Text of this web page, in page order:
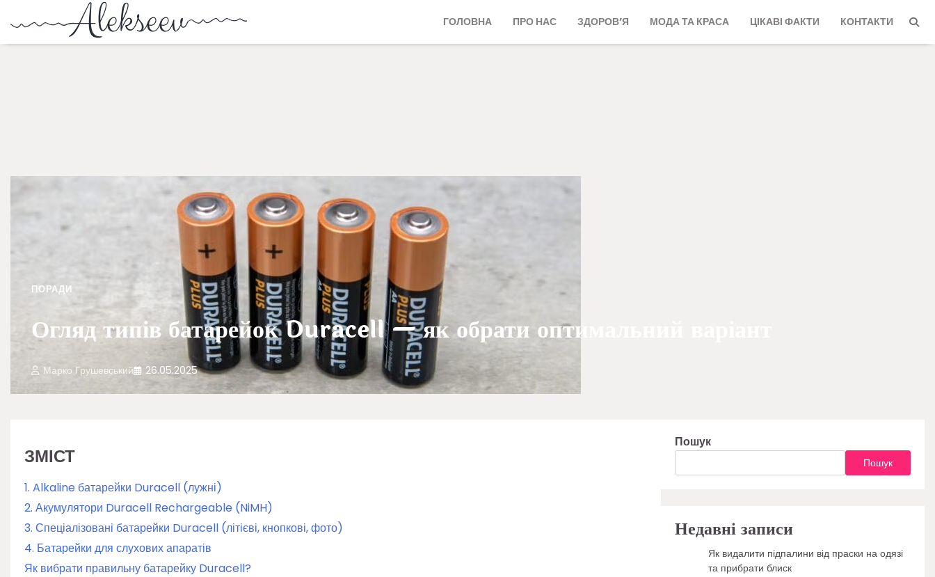
ГОЛОВНА ПРО НАС ЗДОРОВ’Я МОДА ТА КРАСА ЦІКАВІ ФАКТИ КОНТАКТИ
ПОРАДИ
Огляд типів батарейок Duracell — як обрати оптимальний варіант
Марко Грушевський 26.05.2025
ЗМІСТ
1. Alkaline батарейки Duracell (лужні)
2. Акумулятори Duracell Rechargeable (NiMH)
3. Спеціалізовані батарейки Duracell (літієві, кнопкові, фото)
4. Батарейки для слухових апаратів
Як вибрати правильну батарейку Duracell?
Пошук
Пошук
Недавні записи
Як видалити підпалини від праски на одязі
та прибрати блиск